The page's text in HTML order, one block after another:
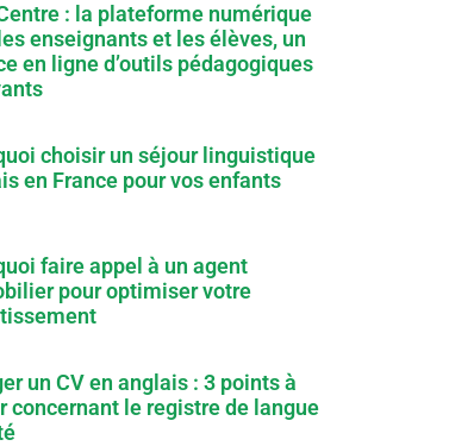
: la plateforme numérique
enseignants et les élèves, un
en ligne d’outils pédagogiques
choisir un séjour linguistique
en France pour vos enfants
faire appel à un agent
pour optimiser votre
un CV en anglais : 3 points à
concernant le registre de langue